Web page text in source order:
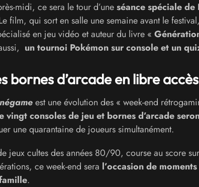
midi, ce sera le tour d’uneséance spéciale
film, qui sort en salle une semaine avant le
en jeu vidéo et auteur du livre «
un tournoi Pokémon sur console et un
bornes d’arcade en libre accès
est une évolution des « week-end
vingt consoles de jeu et bornes d’arcade
une quarantaine de joueurs simultanément.
jeux cultes des années 80/90, course au score
ce week-end sera l’occasion de
.